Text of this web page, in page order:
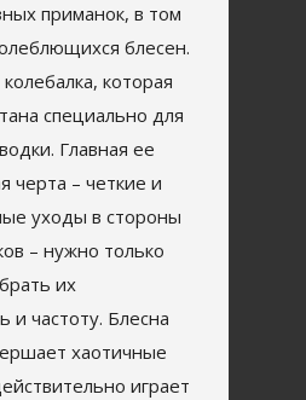
приманок, в том
блесен.
которая
специально для
Главная ее
черта – четкие и
уходы в стороны
– нужно только
их
и частоту. Блесна
хаотичные
играет